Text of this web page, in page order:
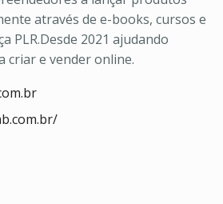
através de e-books, cursos e
PLR.Desde 2021 ajudando
criar e vender online.